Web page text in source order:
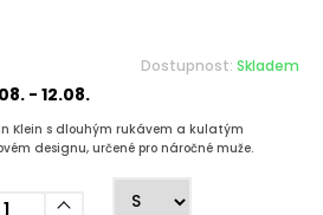
Dostupnost: Skladem
- 12.08.
Klein s dlouhým rukávem a kulatým
designu, určené pro náročné muže.